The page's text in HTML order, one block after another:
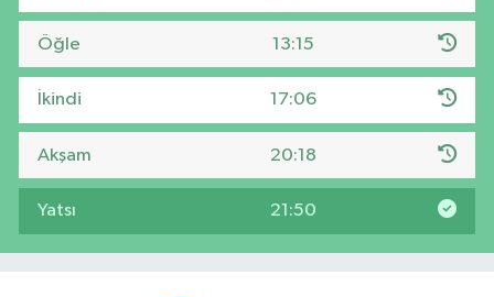
Öğle 13:15
İkindi 17:06
Akşam 20:18
Yatsı 21:50